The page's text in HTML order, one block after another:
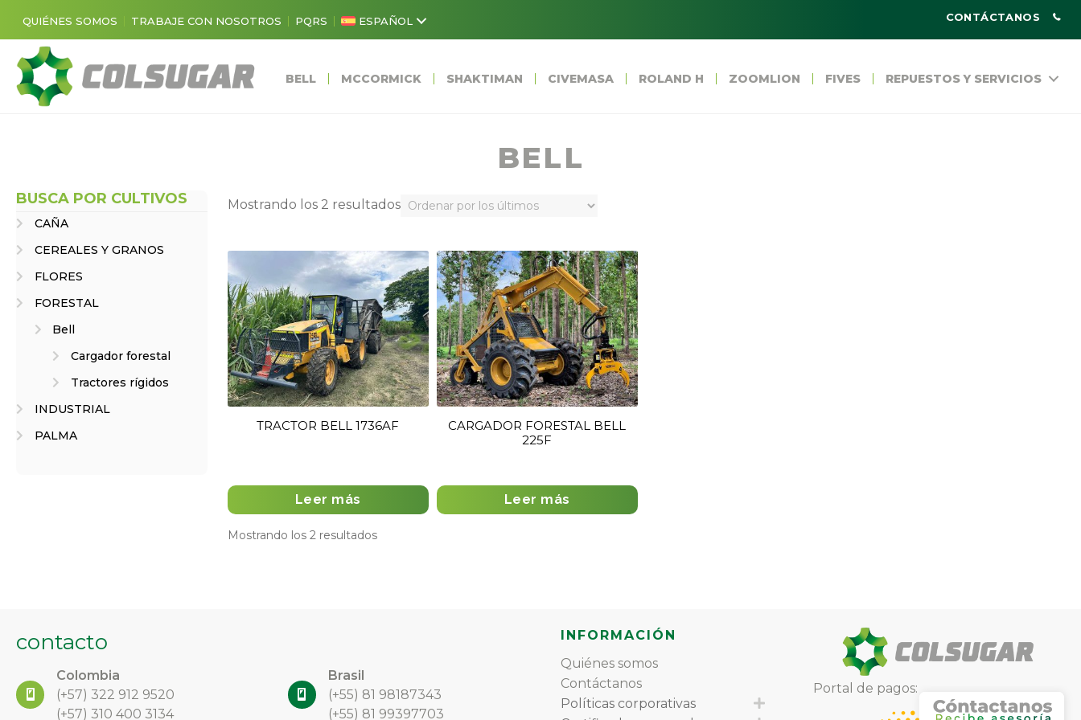
QUIÉNES SOMOS TRABAJE CON NOSOTROS PQRS ESPAÑOL CONTÁCTANOS
BELL MCCORMICK SHAKTIMAN CIVEMASA ROLAND H ZOOMLION FIVES REPUESTOS Y SERVICIOS
BELL
BUSCA POR CULTIVOS
CAÑA
CEREALES Y GRANOS
FLORES
FORESTAL
Bell
Cargador forestal
Tractores rígidos
INDUSTRIAL
PALMA
Mostrando los 2 resultadosOrdenado
últimos
TRACTOR BELL 1736AF
Leer más
CARGADOR FORESTAL BELL
225F
Leer más
Mostrando los 2 resultadosOrdenado
contacto
Colombia
(+57) 322 912 9520
(+57) 310 400 3134
Brasil
(+55) 81 98187343
(+55) 81 99397703
INFORMACIÓN
Quiénes somos
Contáctanos
Políticas corporativas
Expand
Portal de pagos: